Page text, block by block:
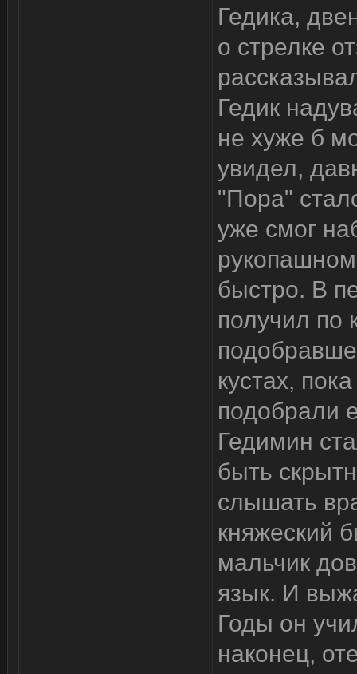
Гедика,
о стрелке
Гедик
не хуже б
увидел,
"Пора"
уже смог
быстро. В
получил по
кустах,
подобрали
Гедимин
быть
слышать
княжеский
мальчик
язык. И
Годы он
наконец,